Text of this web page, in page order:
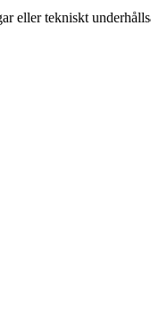
eller tekniskt